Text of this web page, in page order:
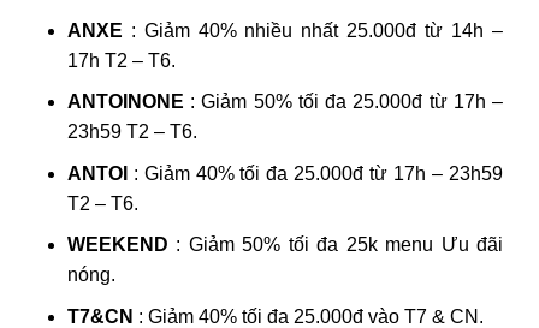
ANXE : Giảm 40% nhiều nhất 25.000đ từ 14h –
17h T2 – T6.
ANTOINONE : Giảm 50% tối đa 25.000đ từ 17h –
23h59 T2 – T6.
ANTOI : Giảm 40% tối đa 25.000đ từ 17h – 23h59
T2 – T6.
WEEKEND : Giảm 50% tối đa 25k menu Ưu đãi
nóng.
T7&CN : Giảm 40% tối đa 25.000đ vào T7 & CN.